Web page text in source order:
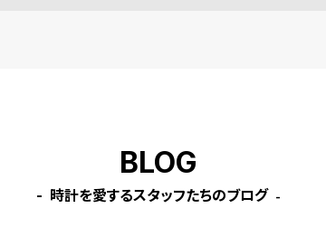
BLOG
時計を愛するスタッフたちのブログ